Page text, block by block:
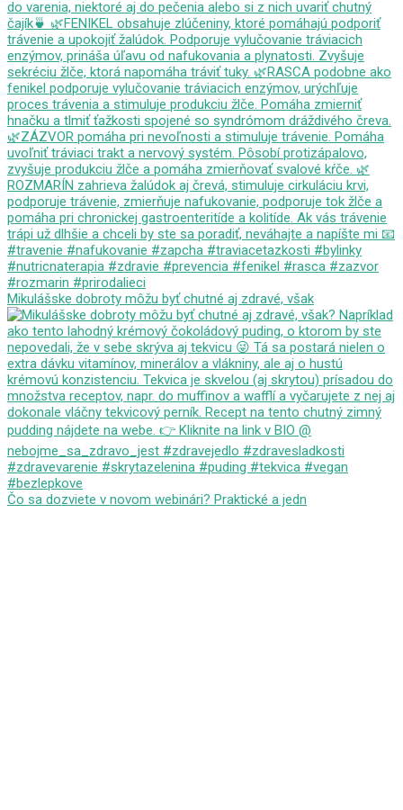
Mikulášske dobroty môžu byť chutné aj zdravé, však
Čo sa dozviete v novom webinári? Praktické a jedn